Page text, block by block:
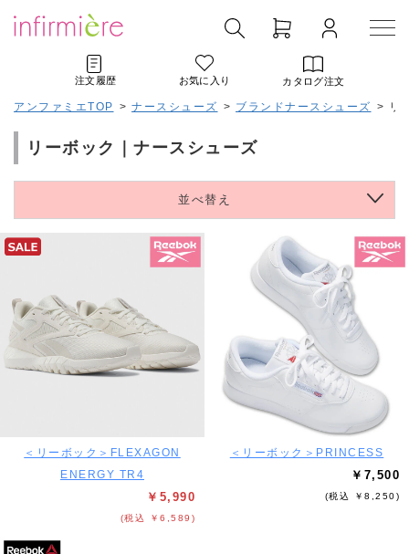
注文履歴 お気に入り カタログ注文
アンファミエTOP > ナースシューズ > ブランドナースシューズ > リ
リーボック｜ナースシューズ
並べ替え
＜リーボック＞FLEXAGON
ENERGY TR4
￥5,990
(税込 ￥6,589)
＜リーボック＞PRINCESS
￥7,500
(税込 ￥8,250)